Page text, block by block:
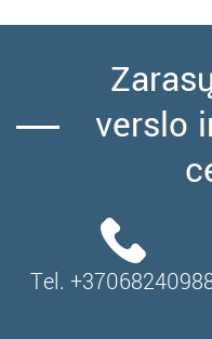
verslo
Tel.